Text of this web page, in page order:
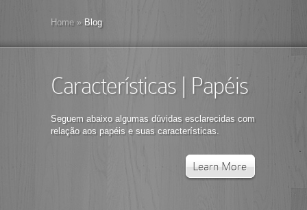
Home » Blog
Características | Papéis
Seguem abaixo algumas dúvidas esclarecidas com
relação aos papéis e suas características.
Learn More